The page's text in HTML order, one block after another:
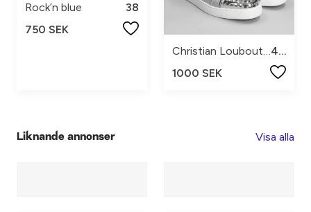
Rock’n blue
38
750 SEK
Christian Louboutin
40
1000 SEK
Liknande annonser Visa alla